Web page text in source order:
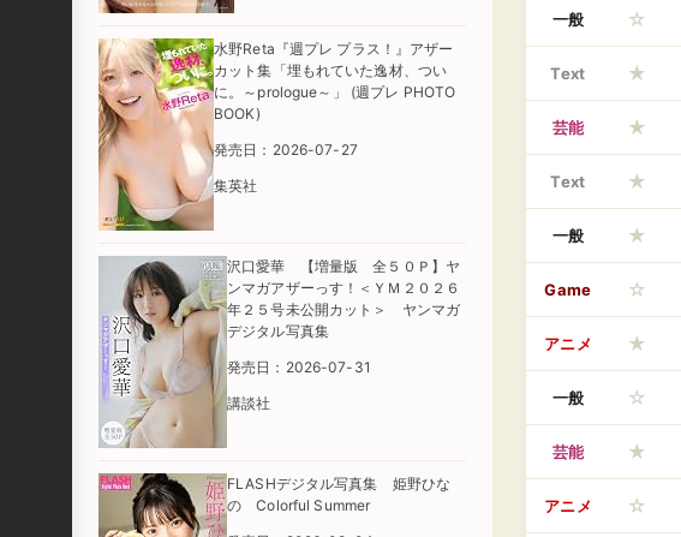
水野Reta『週プレ プラス！』アザー
カット集「埋もれていた逸材、つい
に。～prologue～」 (週プレ PHOTO
BOOK)
発売日：2026-07-27
集英社
沢口愛華 【増量版 全５０Ｐ】ヤ
ンマガアザーっす！＜ＹＭ２０２６
年２５号未公開カット＞ ヤンマガ
デジタル写真集
発売日：2026-07-31
講談社
FLASHデジタル写真集 姫野ひな
の Colorful Summer
一般 ☆
Text ★
芸能 ★
Text ★
一般 ★
Game ☆
アニメ ★
一般 ☆
芸能 ★
アニメ ☆